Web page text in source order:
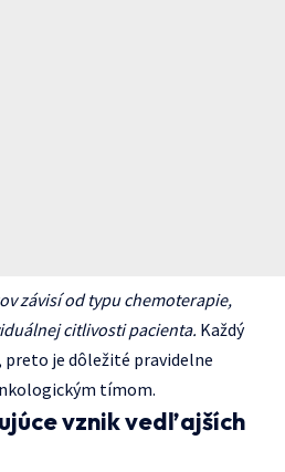
závisí od typu chemoterapie,
citlivosti pacienta. Každý
je dôležité pravidelne
tímom.
vznik vedľajších